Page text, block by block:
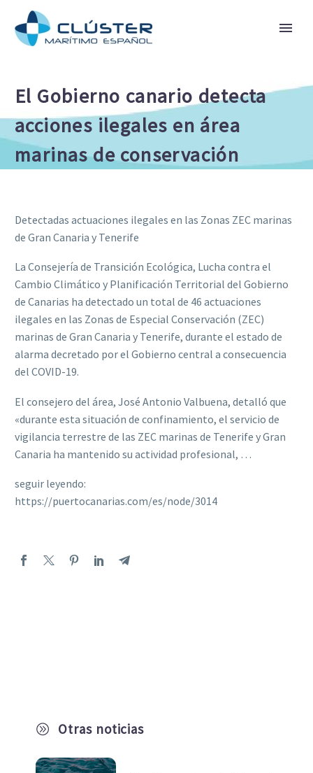
El Gobierno canario detecta
acciones ilegales en área
marinas de conservación
A Otras noticias
Detectadas actuaciones ilegales en las Zonas ZEC marinas
de Gran Canaria y Tenerife
La Consejería de Transición Ecológica, Lucha contra el
Cambio Climático y Planificación Territorial del Gobierno
de Canarias ha detectado un total de 46 actuaciones
ilegales en las Zonas de Especial Conservación (ZEC)
marinas de Gran Canaria y Tenerife, durante el estado de
alarma decretado por el Gobierno central a consecuencia
del COVID-19.
El consejero del área, José Antonio Valbuena, detalló que
«durante esta situación de confinamiento, el servicio de
vigilancia terrestre de las ZEC marinas de Tenerife y Gran
Canaria ha mantenido su actividad profesional, …
seguir leyendo:
https://puertocanarias.com/es/node/3014